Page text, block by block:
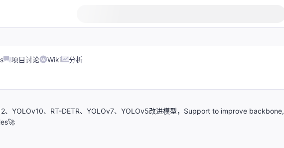
项目讨论 Wiki 分析
、YOLOv10、RT-DETR、YOLOv7、YOLOv5改进模型，Support to improve backbone,